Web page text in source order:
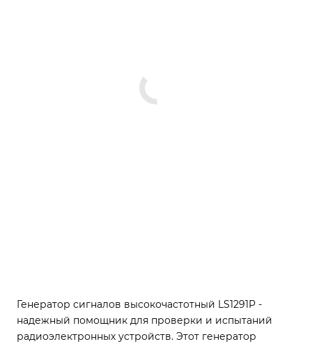
Генератор сигналов высокочастотный LS1291P -
надежный помощник для проверки и испытаний
радиоэлектронных устройств. Этот генератор